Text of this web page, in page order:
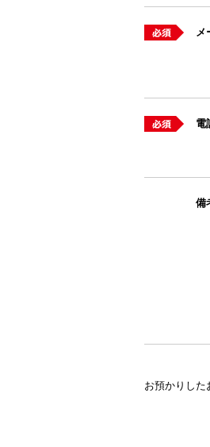
メ
電
備
お預かりした